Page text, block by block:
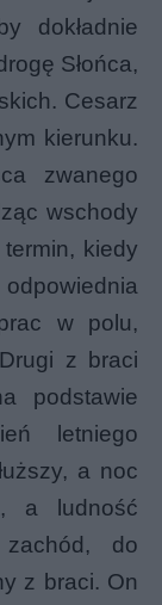
dokładnie
Słońca,
Cesarz
kierunku.
zwanego
wschody
kiedy
w polu,
z braci
podstawie
letniego
a noc
a ludność
do
z braci. On